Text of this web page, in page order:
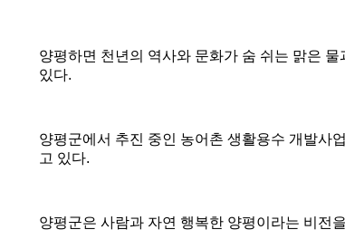
양평하면 천년의 역사와 문화가 숨 쉬는 맑은
있다.
양평군에서 추진 중인 농어촌 생활용수 개발사
고 있다.
양평군은 사람과 자연 행복한 양평이라는 비전